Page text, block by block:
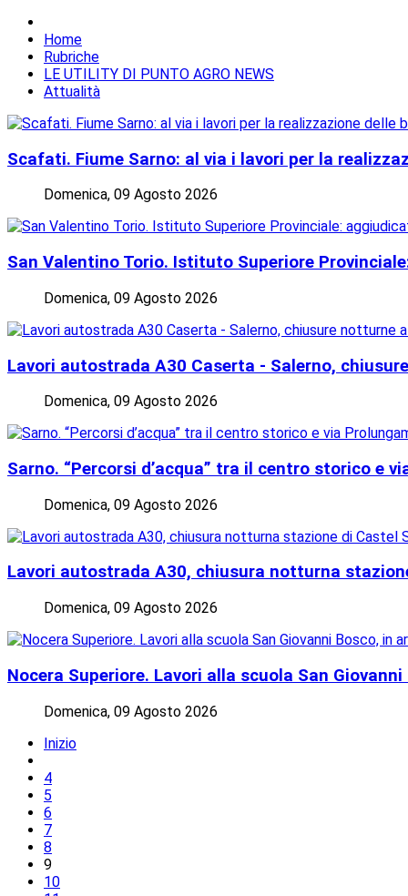
Home
Rubriche
LE UTILITY DI PUNTO AGRO NEWS
Attualità
Scafati. Fiume Sarno: al via i lavori per la
Domenica, 09 Agosto 2026
San Valentino Torio. Istituto Superiore
Domenica, 09 Agosto 2026
Lavori autostrada A30 Caserta - Salerno,
Domenica, 09 Agosto 2026
Sarno. “Percorsi d’acqua” tra il centro storico e
Domenica, 09 Agosto 2026
Lavori autostrada A30, chiusura notturna
Domenica, 09 Agosto 2026
Nocera Superiore. Lavori alla scuola San
Domenica, 09 Agosto 2026
Inizio
4
5
6
7
8
9
10